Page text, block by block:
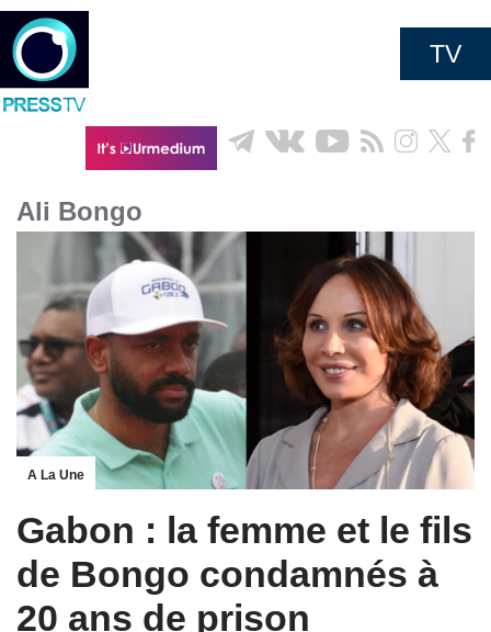
TV
Ali Bongo
A La Une
Gabon : la femme et le fils
de Bongo condamnés à
20 ans de prison